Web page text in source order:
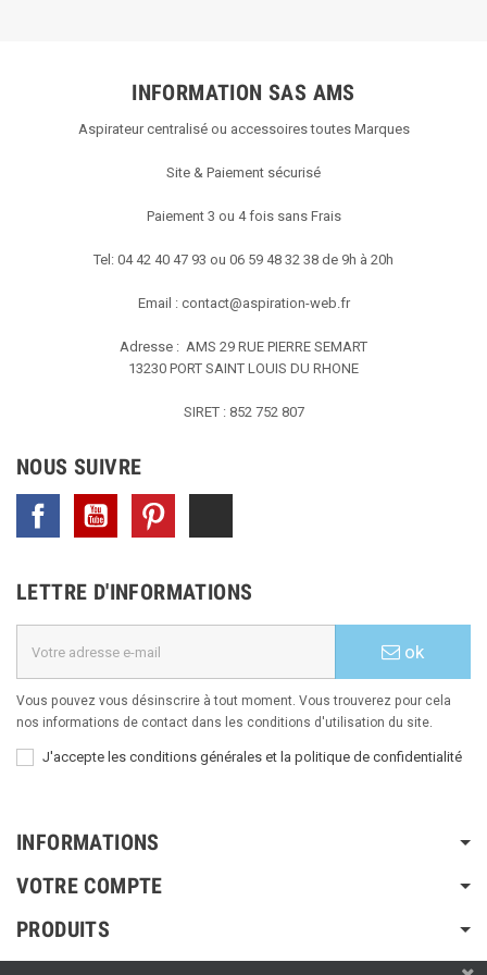
INFORMATION SAS AMS
Aspirateur centralisé ou accessoires toutes Marques
Site & Paiement sécurisé
Paiement 3 ou 4 fois sans Frais
Tel: 04 42 40 47 93 ou 06 59 48 32 38 de 9h à 20h
Email : contact@aspiration-web.fr
Adresse : AMS 29 RUE PIERRE SEMART
13230 PORT SAINT LOUIS DU RHONE
SIRET : 852 752 807
NOUS SUIVRE
Facebook YouTube
LETTRE D'INFORMATIONS
ok
Vous pouvez vous désinscrire à tout moment. Vous trouverez pour cela
nos informations de contact dans les conditions d'utilisation du site.
J'accepte les conditions générales et la politique de confidentialité
INFORMATIONS
VOTRE COMPTE
PRODUITS